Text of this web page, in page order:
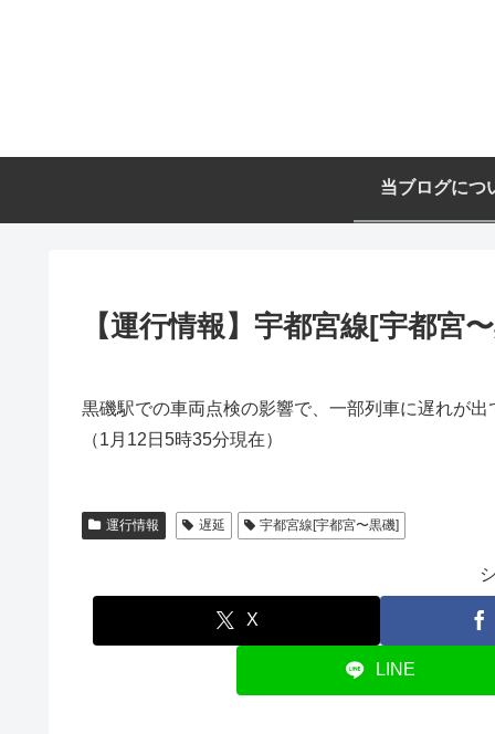
当ブログにつ
【運行情報】宇都宮線[宇都宮
黒磯駅での車両点検の影響で、一部列車に遅れが出
（1月12日5時35分現在）
運行情報 遅延 宇都宮線[宇都宮〜黒磯]
X
LINE